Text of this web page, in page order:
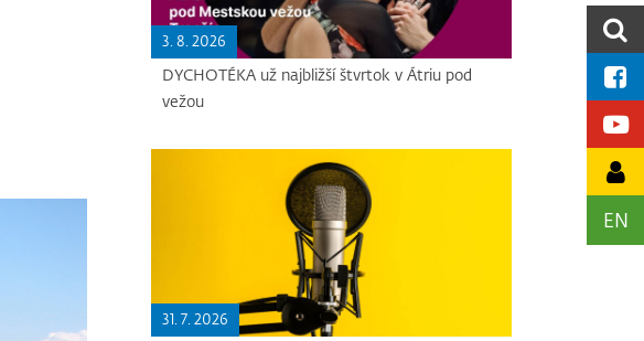
EN
3. 8. 2026
DYCHOTÉKA už najbližší štvrtok v Átriu pod
vežou
31. 7. 2026